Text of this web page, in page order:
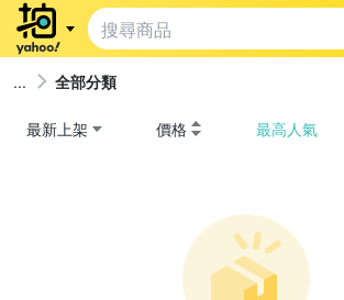
全部分類
最新上架 價格 最高人氣